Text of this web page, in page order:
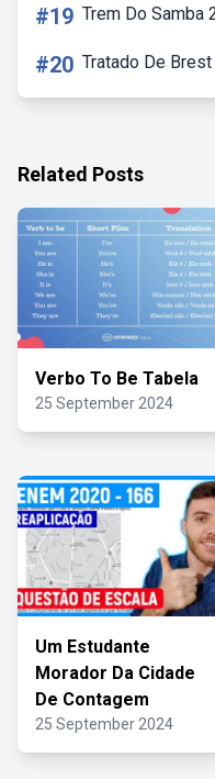
#19 Trem Do Samba
#20 Tratado De
Related Posts
Verbo To Be Tabela
25 September 2024
Um Estudante
Morador Da Cidade
De Contagem
25 September 2024